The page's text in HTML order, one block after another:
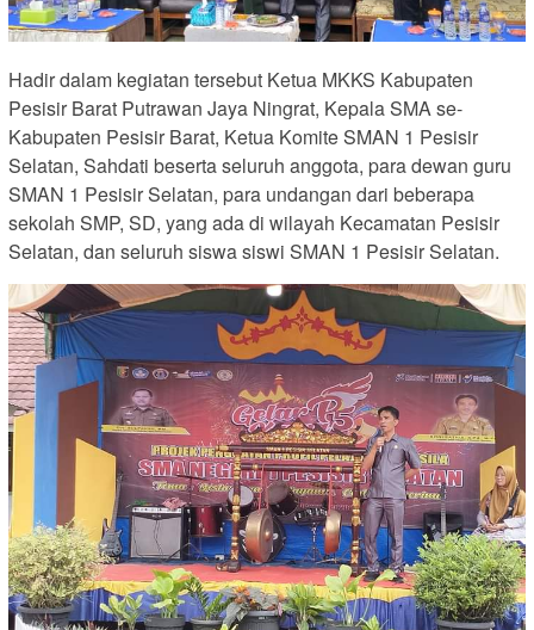
Hadir dalam kegiatan tersebut Ketua MKKS Kabupaten
Pesisir Barat Putrawan Jaya Ningrat, Kepala SMA se-
Kabupaten Pesisir Barat, Ketua Komite SMAN 1 Pesisir
Selatan, Sahdati beserta seluruh anggota, para dewan guru
SMAN 1 Pesisir Selatan, para undangan dari beberapa
sekolah SMP, SD, yang ada di wilayah Kecamatan Pesisir
Selatan, dan seluruh siswa siswi SMAN 1 Pesisir Selatan.